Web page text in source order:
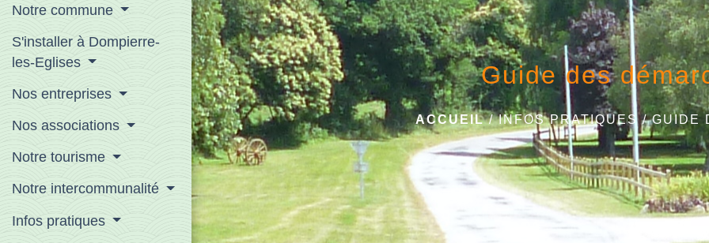
Notre commune
S'installer à Dompierre-
les-Eglises
Nos entreprises
Nos associations
Notre tourisme
Notre intercommunalité
Infos pratiques
Guide des
ACCUEIL/INFOS PRATIQUES/GUIDE